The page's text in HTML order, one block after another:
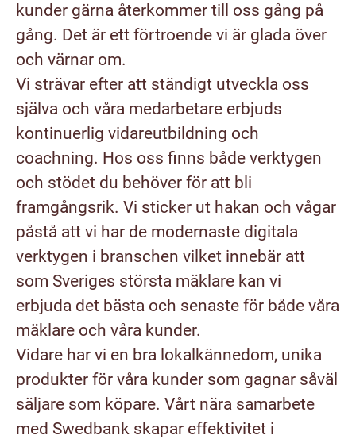
kunder gärna återkommer till oss gång på
gång. Det är ett förtroende vi är glada över
och värnar om.
Vi strävar efter att ständigt utveckla oss
själva och våra medarbetare erbjuds
kontinuerlig vidareutbildning och
coachning. Hos oss finns både verktygen
och stödet du behöver för att bli
framgångsrik. Vi sticker ut hakan och vågar
påstå att vi har de modernaste digitala
verktygen i branschen vilket innebär att
som Sveriges största mäklare kan vi
erbjuda det bästa och senaste för både våra
mäklare och våra kunder.
Vidare har vi en bra lokalkännedom, unika
produkter för våra kunder som gagnar såväl
säljare som köpare. Vårt nära samarbete
med Swedbank skapar effektivitet i